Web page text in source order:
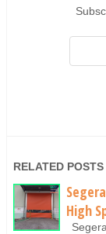
RELATED POSTS
High